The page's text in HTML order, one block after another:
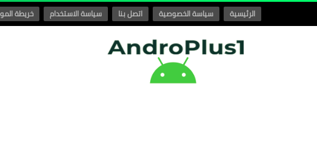
الرئيسية سياسة الخصوصية اتصل بنا سياسة الاستخدام خريطة